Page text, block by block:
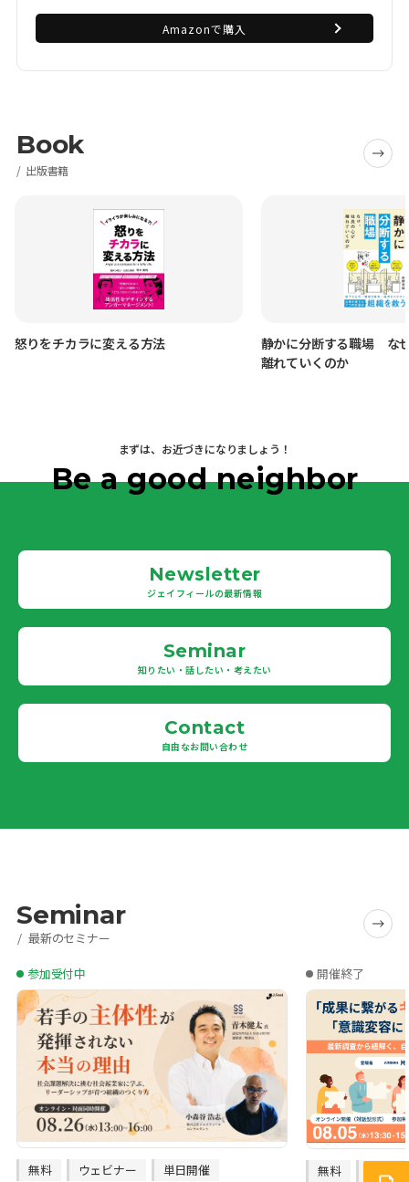
Amazonで購入
Book
出版書籍
怒りをチカラに変える方法
静かに分断する職場 な
離れていくのか
まずは、お近づきになりましょう！
Be a good neighbor
Newsletter
ジェイフィールの最新情報
Seminar
知りたい・話したい・考えたい
Contact
自由なお問い合わせ
Seminar
最新のセミナー
参加受付中
無料 ウェビナー 単日開催
開催終了
無料